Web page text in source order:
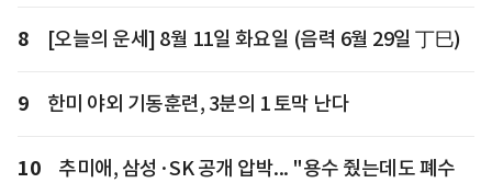
8 [오늘의 운세] 8월 11일 화요일 (음력 6월 29일 丁巳)
9 한미 야외 기동훈련, 3분의 1 토막 난다
10
추미애, 삼성·SK 공개 압박... "용수 줬는데도 폐수